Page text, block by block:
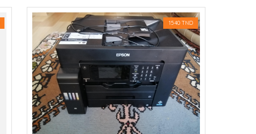
1540 TND